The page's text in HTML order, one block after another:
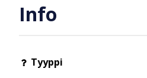
Info
Tyyppi